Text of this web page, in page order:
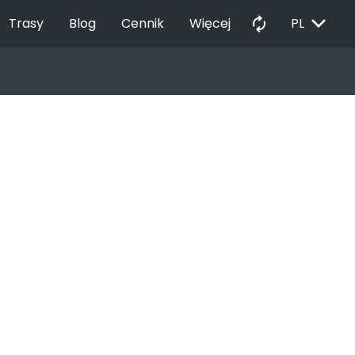
Trasy Blog Cennik Więcej autorenew PL EXPAND_MORE